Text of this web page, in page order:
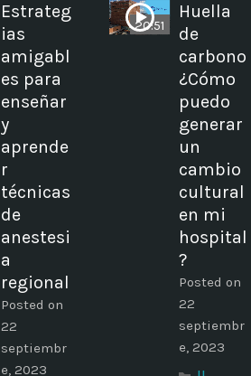
Estrateg
ias
amigabl
es para
enseñar
y
aprende
r
técnicas
de
anestesi
a
regional
Posted on
22
septiembr
e, 2023
20:51
Huella
de
carbono
¿Cómo
puedo
generar
un
cambio
cultural
en mi
hospital
?
Posted on
22
septiembr
e, 2023